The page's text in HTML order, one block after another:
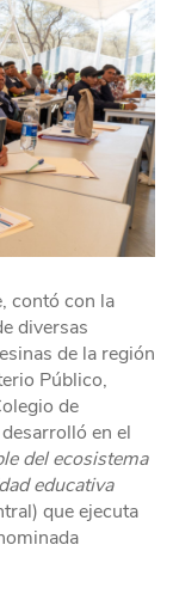
contó con la
diversas
de la región
Público,
de
en el
del ecosistema
educativa
que ejecuta